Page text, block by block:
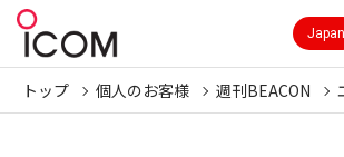
Japan
トップ 個人のお客様 週刊BEACON